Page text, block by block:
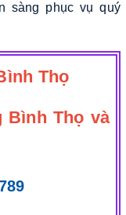
sàng phục vụ quý
Thọ
Bình Thọ và